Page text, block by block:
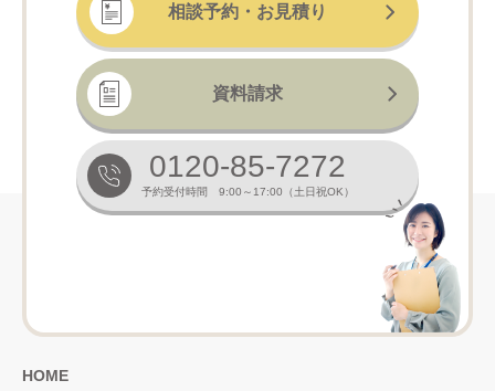
相談予約・お見積り
資料請求
0120-85-7272
予約受付時間 9:00～17:00（土日祝OK）
HOME